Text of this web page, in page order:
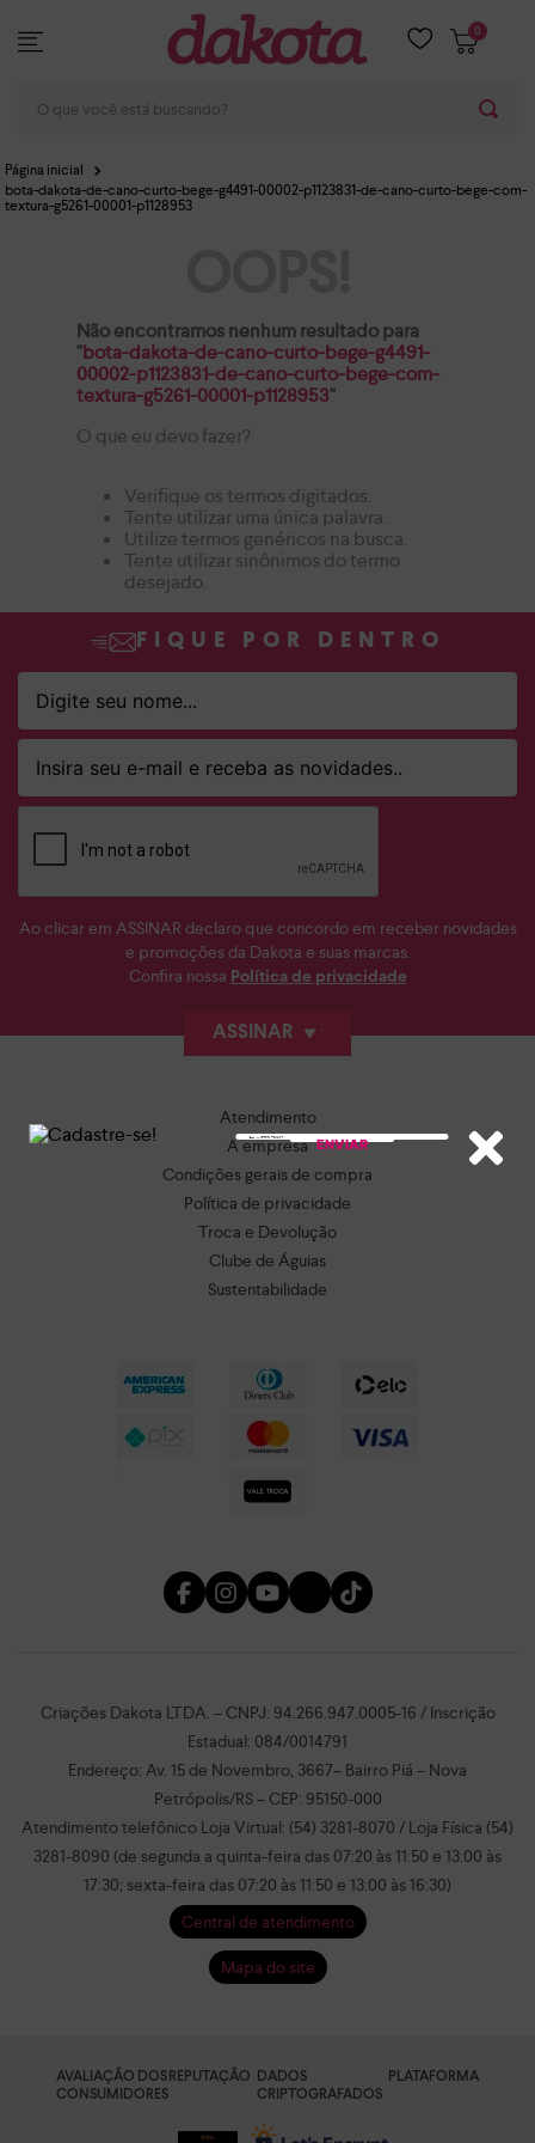
0
ENVIAR
bota-dakota-de-cano-curto-bege-g4491-00002-p1123831-de-cano-curto-bege-com-
textura-g5261-00001-p1128953
Não encontramos nenhum resultado para
"bota-dakota-de-cano-curto-bege-g4491-
00002-p1123831-de-cano-curto-bege-com-
textura-g5261-00001-p1128953"
O que eu devo fazer?
Verifique os termos digitados.
Tente utilizar uma única palavra.
Utilize termos genéricos na busca.
Tente utilizar sinônimos do termo
desejado.
FIQUE POR DENTRO
Ao clicar em ASSINAR declaro que concordo em receber novidades
e promoções da Dakota e suas marcas.
Confira nossa Política de privacidade
ASSINAR
Atendimento
A empresa
Condições gerais de compra
Política de privacidade
Troca e Devolução
Clube de Águias
Sustentabilidade
Criações Dakota LTDA. – CNPJ: 94.266.947.0005-16 / Inscrição
Estadual: 084/0014791
Endereço: Av. 15 de Novembro, 3667– Bairro Piá – Nova
Petrópolis/RS – CEP: 95150-000
Atendimento telefônico Loja Virtual: (54) 3281-8070 / Loja Física (54)
3281-8090 (de segunda a quinta-feira das 07:20 às 11:50 e 13:00 às
17:30; sexta-feira das 07:20 às 11:50 e 13:00 às 16:30)
Central de atendimento
Mapa do site
AVALIAÇÃO DOS
CONSUMIDORES
REPUTAÇÃO
DADOS
CRIPTOGRAFADOS
PLATAFORMA